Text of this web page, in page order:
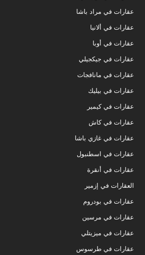
عقارات في مراد باشا
عقارات في ألانيا
عقارات في أوبا
عقارات في جيكجيلي
عقارات في مانافجات
عقارات في بيليك
عقارات في كيمير
عقارات في كاش
عقارات في غازي باشا
عقارات في اسطنبول
عقارات في أنقرة
العقارات في إزمير
عقارات في بودروم
عقارات في مرسين
عقارات في ميزيتلي
عقارات في طرسوس